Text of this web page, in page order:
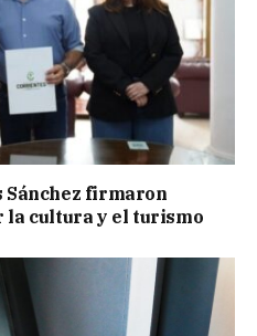
Sánchez firmaron
la cultura y el turismo